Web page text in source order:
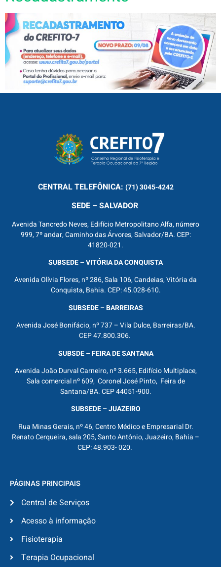
CENTRALTELEFÔNICA: (71) 3045-4242
SEDE – SALVADOR
Avenida Tancredo Neves, Edifício Metropolitano Alfa, número
999, 7º andar, Caminho das Árvores, Salvador/BA. CEP:
41820-021.
SUBSEDE – VITÓRIA DA CONQUISTA
Avenida Olívia Flores, nº 286, Sala 106, Candeias, Vitória da
Conquista, Bahia. CEP: 45.028-610.
SUBSEDE – BARREIRAS
Avenida José Bonifácio, nº 737 – Vila Dulce, Barreiras/BA.
CEP 47.800.306.
SUBSDE – FEIRA DE SANTANA
Avenida João Durval Carneiro, nº 3.665, Edifício Multiplace,
Sala comercial nº 609, Coronel José Pinto, Feira de
Santana/BA. CEP 44051-900.
SUBSEDE – JUAZEIRO
Rua Minas Gerais, nº 46, Centro Médico e Empresarial Dr.
Renato Cerqueira, sala 205, Santo Antônio, Juazeiro, Bahia –
CEP: 48.903- 020.
PÁGINAS PRINCIPAIS
Central de Serviços
Acesso à informação
Fisioterapia
Terapia Ocupacional